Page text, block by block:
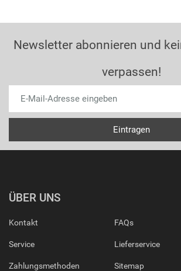
Newsletter abonnieren und
verpassen!
ÜBER UNS
Kontakt
Service
Zahlungsmethoden
FAQs
Lieferservice
Sitemap